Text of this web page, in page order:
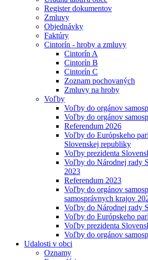
Register dokumentov
Zmluvy
Objednávky
Faktúry
Cintorín - hroby a zmluvy
Cintorín A
Cintorín B
Cintorín C
Zoznam pochovaných
Zmluvy na hroby
Voľby
Voľby do orgánov
Voľby do orgánov
Referendum 2026
Voľby do Európskeho
Slovenskej republiky
Voľby prezidenta
Voľby do Národnej rady
2023
Referendum 2023
Voľby do orgánov
samosprávnych krajov
Voľby do Národnej rady
Voľby do Európskeho
Voľby prezidenta
Voľby do orgánov
Udalosti v obci
Oznamy